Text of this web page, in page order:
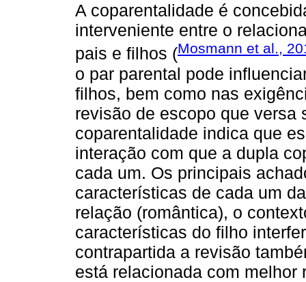
A coparentalidade é
interveniente entre o
pais e filhos (Mosmann et al.,
o par parental pode
filhos, bem como nas
revisão de escopo que versa
coparentalidade indica que
interação com que a dupla
cada um. Os principais
características de cada um
relação (romântica), o
características do filho
contrapartida a revisão
está relacionada com melhor